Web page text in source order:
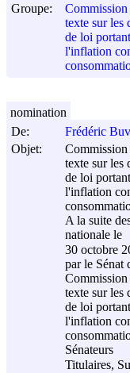
Groupe:
Commission
texte sur les
de loi
l'inflation
De:
Frédéric
Objet:
Commission
texte sur les
de loi
l'inflation
A la suite
nationale le
30 octobre
par le Sénat
Commission
texte sur les
de loi
l'inflation
Sénateurs
Titulaires,
nomination